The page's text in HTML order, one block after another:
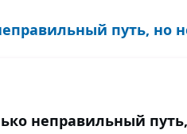
путь, но
неправильный